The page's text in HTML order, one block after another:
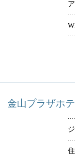
金山プラザホ